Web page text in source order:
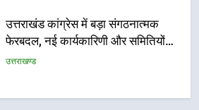
उत्तराखंड कांग्रेस में बड़ा संगठनात्मक
फेरबदल, नई कार्यकारिणी और समितियों
का गठन
उत्तराखण्ड